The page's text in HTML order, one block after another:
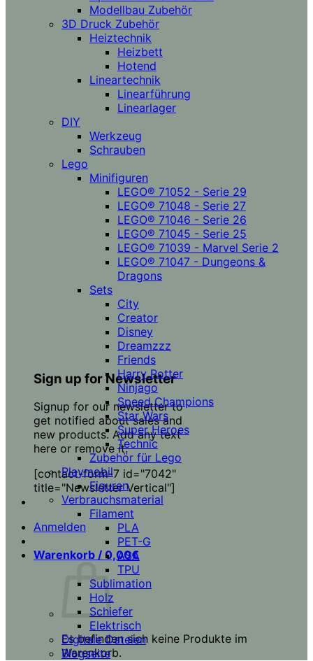
Sign up for Newsletter
Signup for our newsletter to
get notified about sales and
new products. Add any text
here or remove it.
[contact-form-7 id="7042"
title="Newsletter Vertical"]
Anmelden
Warenkorb / 0,00€
Es befinden sich keine Produkte im
Warenkorb.
Modellbau Zubehör
3D Druck Zubehör
Heiztechnik
Heizbett
Hotend
Lineartechnik
Linearführung
Linearlager
DIY
Werkzeug
Schrauben
Lego
Minifiguren
LEGO® 71052 - Serie 29
LEGO® 71048 - Serie 27
LEGO® 71046 - Serie 26
LEGO® 71045 - Serie 25
LEGO® 71039 - Marvel Serie 2
LEGO® 71047 - Dungeons &
Dragons
Sets
City
Creator
Disney
Dreamzzz
Friends
Harry Potter
Ninjago
Speed Champions
Star Wars
Super Heroes
Technic
Zubehör für Lego
Playmobil
Figuren
Verbrauchsmaterial
Filament
PLA
PET-G
ASA
TPU
Sublimation
Holz
Schiefer
Elektrisch
Digitale Dateien
Blogseite